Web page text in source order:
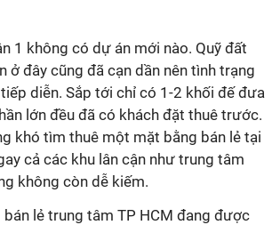
1 không có dự án mới nào. Quỹ đất
ở đây cũng đã cạn dần nên tình trạng
diễn. Sắp tới chỉ có 1-2 khối đế đưa
lớn đều đã có khách đặt thuê trước.
khó tìm thuê một mặt bằng bán lẻ tại
cả các khu lân cận như trung tâm
không còn dễ kiếm.
lẻ trung tâm TP HCM đang được